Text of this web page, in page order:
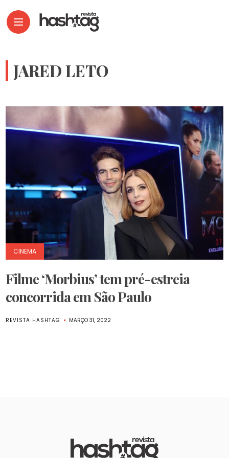
JARED LETO
CINEMA
Filme ‘Morbius’ tem pré-estreia
concorrida em São Paulo
REVISTA HASHTAG MARÇO 31, 2022